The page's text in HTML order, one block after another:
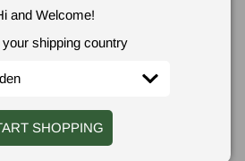
and Welcome!
shipping country
SHOPPING